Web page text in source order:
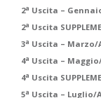
2a Uscita –
2a Uscita
3a Uscita – Marzo/
4a Uscita –
4a Uscita
5a Uscita – Luglio/